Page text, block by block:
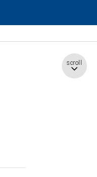
scroll